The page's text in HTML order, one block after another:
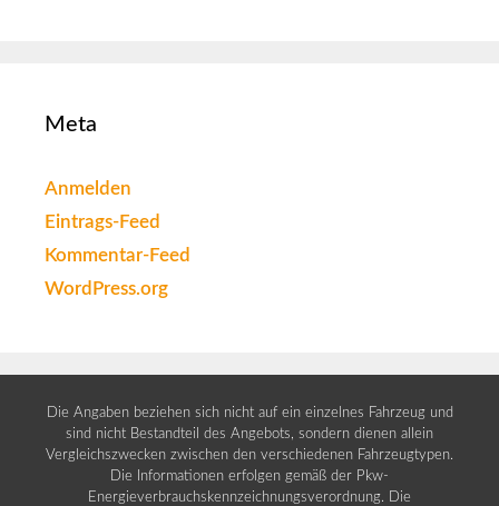
Meta
Anmelden
Eintrags-Feed
Kommentar-Feed
WordPress.org
Die Angaben beziehen sich nicht auf ein einzelnes Fahrzeug und
sind nicht Bestandteil des Angebots, sondern dienen allein
Vergleichszwecken zwischen den verschiedenen Fahrzeugtypen.
Die Informationen erfolgen gemäß der Pkw-
Energieverbrauchskennzeichnungsverordnung. Die